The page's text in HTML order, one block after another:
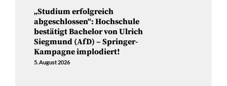
„Studium erfolgreich
abgeschlossen“: Hochschule
bestätigt Bachelor von Ulrich
Siegmund (AfD) – Springer-
Kampagne implodiert!
5. August 2026